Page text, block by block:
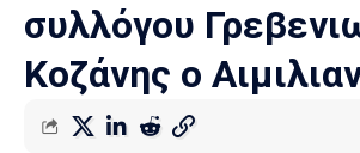
συλλόγου
Κοζάνης ο